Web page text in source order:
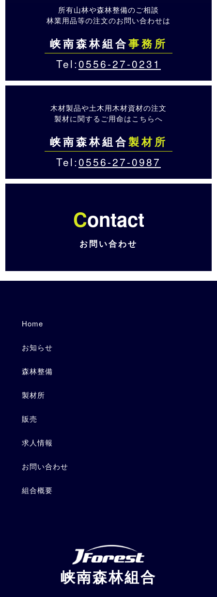
所有山林や森林整備のご相談
林業用品等の注文のお問い合わせは
峡南森林組合事務所
Tel: 0556-27-0231
木材製品や土木用木材資材の注文
製材に関するご用命はこちらへ
峡南森林組合製材所
Tel: 0556-27-0987
Contact
お問い合わせ
Home
お知らせ
森林整備
製材所
販売
求人情報
お問い合わせ
組合概要
峡南森林組合